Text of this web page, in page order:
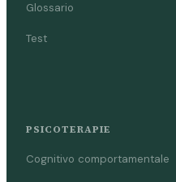
Glossario
Test
PSICOTERAPIE
Cognitivo comportamentale